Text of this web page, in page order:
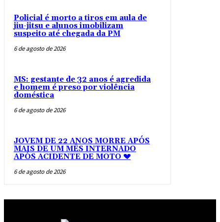
Policial é morto a tiros em aula de
jiu-jitsu e alunos imobilizam
suspeito até chegada da PM
6 de agosto de 2026
MS: gestante de 32 anos é agredida
e homem é preso por violência
doméstica
6 de agosto de 2026
JOVEM DE 22 ANOS MORRE APÓS
MAIS DE UM MÊS INTERNADO
APÓS ACIDENTE DE MOTO 💔
6 de agosto de 2026